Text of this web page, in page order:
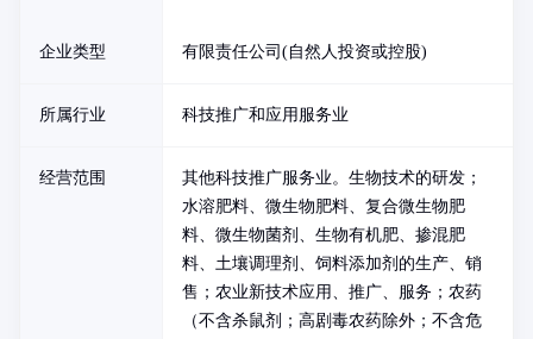
企业类型 有限责任公司(自然人投资或控股)
所属行业 科技推广和应用服务业
经营范围
其他科技推广服务业。生物技术的研发；
水溶肥料、微生物肥料、复合微生物肥
料、微生物菌剂、生物有机肥、掺混肥
料、土壤调理剂、饲料添加剂的生产、销
售；农业新技术应用、推广、服务；农药
（不含杀鼠剂；高剧毒农药除外；不含危